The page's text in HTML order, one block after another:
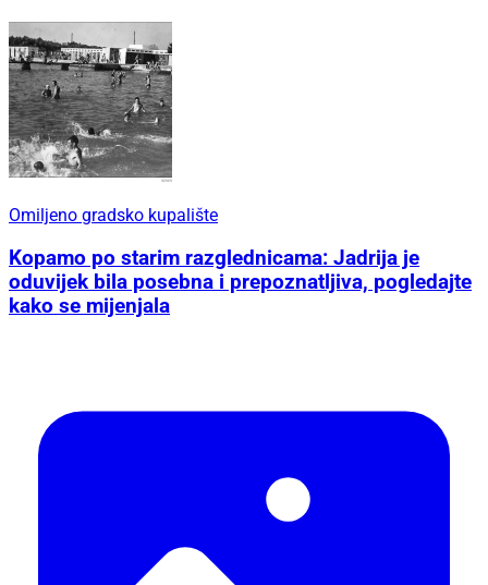
Omiljeno gradsko kupalište
Kopamo po starim razglednicama: Jadrija je
oduvijek bila posebna i prepoznatljiva, pogledajte
kako se mijenjala